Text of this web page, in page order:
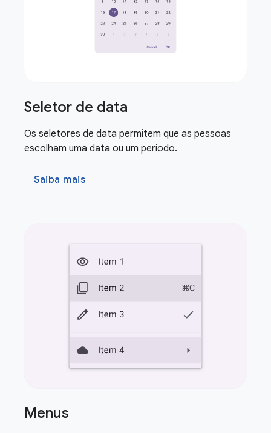
Seletor de data
Os seletores de data permitem que as pessoas
escolham uma data ou um período.
Saiba mais
Menus